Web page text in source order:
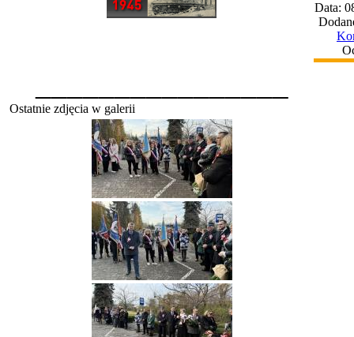
Ostatnie zdjęcia w galerii
Data: